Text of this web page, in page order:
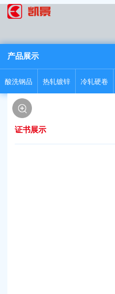
产品展示
酸洗钢品 热轧镀锌 冷轧硬卷
证书展示